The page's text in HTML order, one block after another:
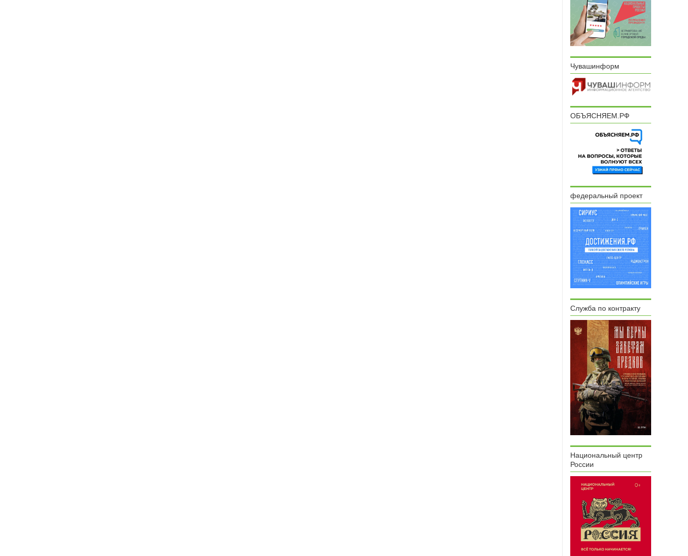
Чувашинформ
ОБЪЯСНЯЕМ.РФ
федеральный проект
Служба по контракту
Национальный центр
России